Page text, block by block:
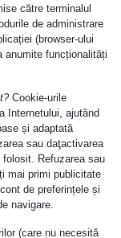
către terminalul
de administrare
(browser-ului
anumite funcționalități
Cookie-urile
Internetului, ajutând
și adaptată
sau daţactivarea
Refuzarea sau
mai primi publicitate
de preferințele și
navigare.
(care nu necesită